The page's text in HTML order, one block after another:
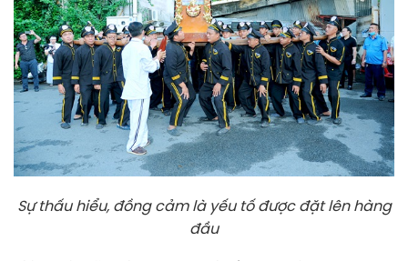
Sự thấu hiểu, đồng cảm là yếu tố được đặt lên hàng
đầu